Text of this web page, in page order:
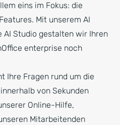
eins im Fokus: die
Mit unserem AI
AI Studio gestalten wir Ihren
enterprise noch
Ihre Fragen rund um die
von Sekunden
Online-Hilfe,
Mitarbeitenden